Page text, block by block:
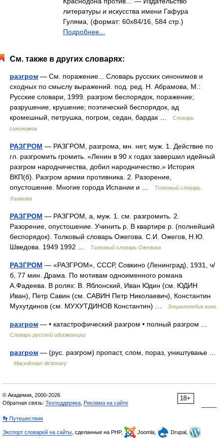
литературы и искусства имени Гафура
Гуляма, (формат: 60x84/16, 584 стр.)
Подробнее...
См. также в других словарях:
разгром — См. поражение... Словарь русских синонимов и
сходных по смыслу выражений. под. ред. Н. Абрамова, М.:
Русские словари, 1999. разгром беспорядок, поражение;
разрушение, крушение; поэтический беспорядок, ад
кромешный, петрушка, погром, седан, бардак …
Словарь
синонимов
РАЗГРОМ — РАЗГРОМ, разгрома, мн. нет, муж. 1. Действие по
гл. разгромить громить. «Ленин в 90 х годах завершил идейный
разгром народничества, добил народничество.» История
ВКП(б). Разгром армии противника. 2. Разорение,
опустошение. Многие города Испании и …
Толковый словарь
Ушакова
РАЗГРОМ — РАЗГРОМ, а, муж. 1. см. разгромить. 2.
Разорение, опустошение. Учинить р. В квартире р. (полнейший
беспорядок). Толковый словарь Ожегова. С.И. Ожегов, Н.Ю.
Шведова. 1949 1992 …
Толковый словарь Ожегова
РАЗГРОМ — «РАЗГРОМ», СССР, Совкино (Ленинград), 1931, ч/
б, 77 мин. Драма. По мотивам одноименного романа
А.Фадеева. В ролях: В. Яблонский, Иван Юдин (см. ЮДИН
Иван), Петр Савин (см. САВИН Петр Николаевич), Константин
Мухутдинов (см. МУХУТДИНОВ Константин) …
Энциклопедия кино
разгром — • катастрофический разгром • полный разгром …
Словарь русской идиоматики
разгром — (рус. разгром) пропаст, слом, пораз, уништување …
Macedonian dictionary
18+
© Академик, 2000-2026
Обратная связь: Техподдержка Реклама на сайте
👣 Путешествия
Экспорт словарей на сайты , сделанные на PHP, Joomla,
Drupal,